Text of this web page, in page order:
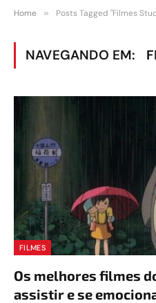
Home » Posts Tagged "Filmes
NAVEGANDO EM:
FILMES
Os melhores filmes
assistir e se